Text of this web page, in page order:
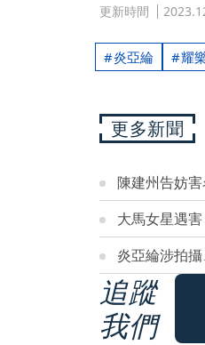
更新時間
炎亞綸 耀
更多新聞
陳建州告妨
大馬女星遇
炎亞綸涉拍
追蹤
我們